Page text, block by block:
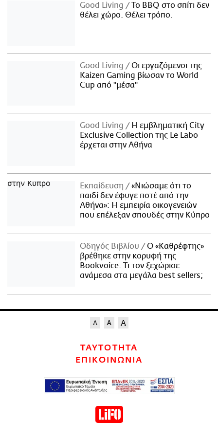
Good Living
Το BBQ στο σπίτι δεν
θέλει χώρο. Θέλει τρόπο.
Good Living
Οι εργαζόμενοι της
Kaizen Gaming βίωσαν το World
Cup από "μέσα"
Good Living
Η εμβληματική City
Exclusive Collection της Le Labo
έρχεται στην Αθήνα
Εκπαίδευση
«Νιώσαμε ότι το
παιδί δεν έφυγε ποτέ από την
Αθήνα»: Η εμπειρία οικογενειών
που επέλεξαν σπουδές στην Κύπρο
Οδηγός Βιβλίου
Ο «Καθρέφτης»
βρέθηκε στην κορυφή της
Bookvoice. Τι τον ξεχώρισε
ανάμεσα στα μεγάλα best sellers;
ΤΑΥΤΟΤΗΤΑ
ΕΠΙΚΟΙΝΩΝΙΑ